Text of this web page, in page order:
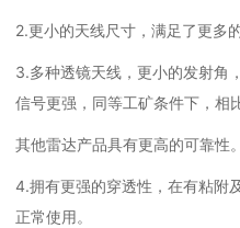
2.更小的天线尺寸，满足了更多
3.多种透镜天线，更小的发射角
信号更强，同等工矿条件下，相
其他雷达产品具有更高的可靠性。
4.拥有更强的穿透性，在有粘附
正常使用。